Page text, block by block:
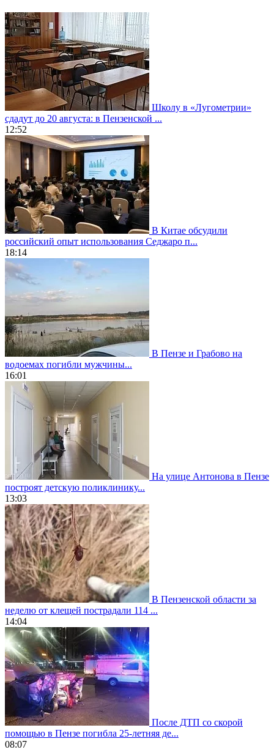
Школу в «Лугометрии»
сдадут до 20 августа: в Пензенской ...
12:52
В Китае обсудили
российский опыт использования Седжаро п...
18:14
В Пензе и Грабово на
водоемах погибли мужчины...
16:01
На улице Антонова в Пензе
построят детскую поликлинику...
13:03
В Пензенской области за
неделю от клещей пострадали 114 ...
14:04
После ДТП со скорой
помощью в Пензе погибла 25-летняя де...
08:07